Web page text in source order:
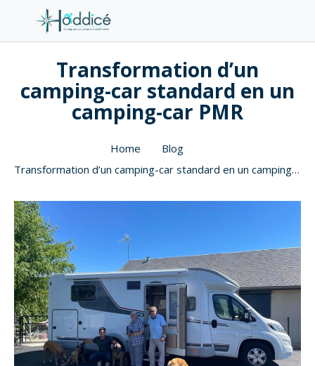
Transformation d’un
camping-car standard en un
camping-car PMR
Home
Blog
Transformation d’un camping-car standard en un camping-car PMR